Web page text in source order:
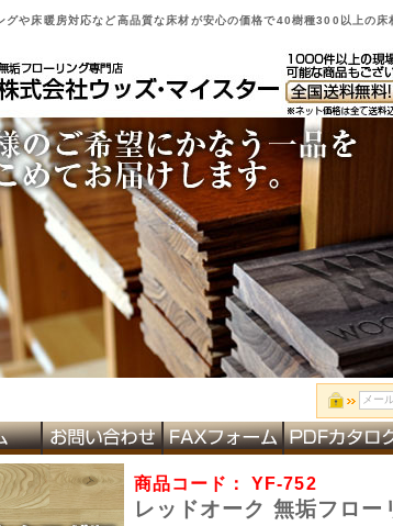
グや床暖房対応など高品質な床材が安心の価格で40樹種300以上の床
商品コード： YF-752
レッドオーク 無垢フロ